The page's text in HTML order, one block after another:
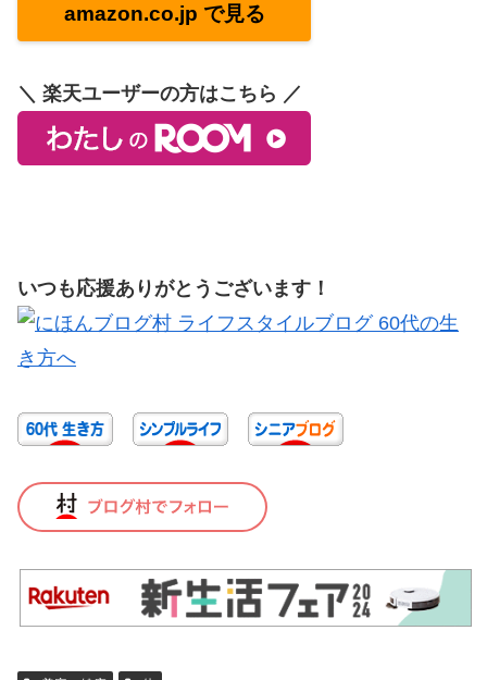
amazon.co.jp で見る
＼ 楽天ユーザーの方はこちら ／
いつも応援ありがとうございます！